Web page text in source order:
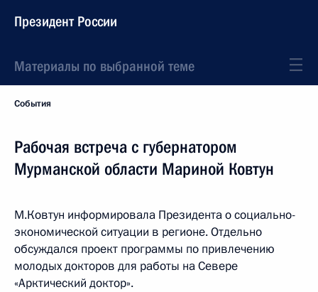
Президент России
Материалы по выбранной теме
События
Рабочая встреча с губернатором
Мурманской области Мариной Ковтун
М.Ковтун информировала Президента о социально-
экономической ситуации в регионе. Отдельно
обсуждался проект программы по привлечению
молодых докторов для работы на Севере
«Арктический доктор».